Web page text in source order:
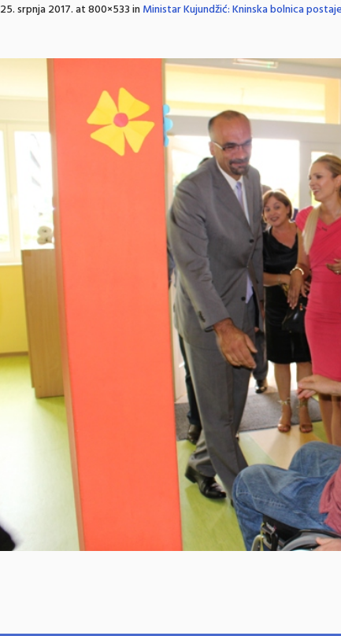
25. srpnja 2017.at 800×533 inMinistar Kujundžić: Kninska bolnica